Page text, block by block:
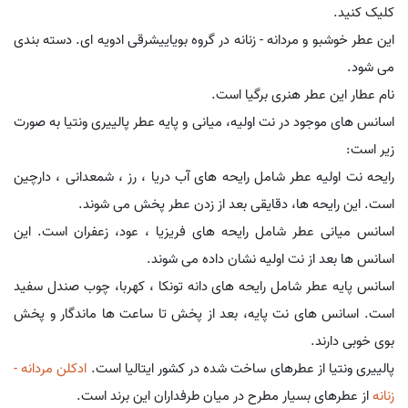
کلیک کنید.
این عطر خوشبو و مردانه - زنانه در گروه بویاییشرقی ادویه ای. دسته بندی
می شود.
نام عطار این عطر هنری برگیا است.
اسانس های موجود در نت اولیه، میانی و پایه عطر پالییری ونتیا به صورت
زیر است:
رایحه نت اولیه عطر شامل رایحه های آب دریا ، رز ، شمعدانی ، دارچین
است. این رایحه ها، دقایقی بعد از زدن عطر پخش می شوند.
اسانس میانی عطر شامل رایحه های فریزیا ، عود، زعفران است. این
اسانس ها بعد از نت اولیه نشان داده می شوند.
اسانس پایه عطر شامل رایحه های دانه تونکا ، کهربا، چوب صندل سفید
است. اسانس های نت پایه، بعد از پخش تا ساعت ها ماندگار و پخش
بوی خوبی دارند.
پالییری ونتیا از عطرهای ساخت شده در کشور ایتالیا است. ادکلن مردانه -
زنانهاز عطرهای بسیار مطرح در میان طرفداران این برند است.